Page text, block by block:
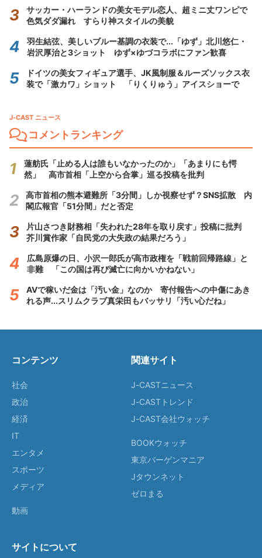
サッカー・ハーランドの美女モデル恋人、超ミニ丈ワンピで
色気ダダ漏れ すらり神スタイルの美貌
羽生結弦、美しいブルー基調の衣装で...「ゆず」北川悠仁・
岩沢厚治と3ショット ゆず×ゆづコラボにファン歓喜
ドイツの美女フィギュア選手、JK風制服＆ルーズソックス衣
装で「激カワ」ショット 「りくりゅう」アイスショーで
J-CAST ニュース
コメントランキング
蓮舫氏「止める人は誰もいなかったのか」「あまりにも愕
然」 高市首相「上空から合掌」巡る投稿を批判
高市首相の熊本避難所「3分間」しか視察せず？SNS拡散 内
閣広報官「51分間」だと否定
片山さつき財務相「失われた28年を取り戻す」投稿に批判
芥川賞作家「自民党の大失政の結果だろう」
広島原爆の日、小沢一郎氏が高市政権を「戦前回帰路線」と
非難 「この国は再び滅亡に向かいかねない」
AVで稼いだ金は「汚い金」なのか 寄付報告への中傷にあき
れる声...スリムクラブ真栄田もバッサリ「汚い心だね」
コンテンツ
社会
政治
経済
IT
エンタメ
スポーツ
メディア
動画
関連サイト
J-CASTニュース
J-CASTトレンド
J-CAST会社ウォッチ
BOOKウォッチ
東京バーゲンマニア
Jタウンネット
ゼロまる
サイトについて